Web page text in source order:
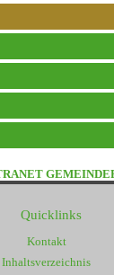
Quicklinks
Kontakt
Inhaltsverzeichnis